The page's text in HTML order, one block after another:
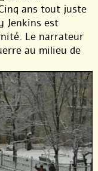
ans tout juste
Jenkins est
Le narrateur
au milieu de